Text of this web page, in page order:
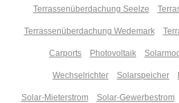
Terrassenüberdachung Seelze
Terrassenüberdachung Wedemark
Carports Photovoltaik
Wechselrichter Solarspeicher
Solar-Mieterstrom Solar-Gewerbestrom